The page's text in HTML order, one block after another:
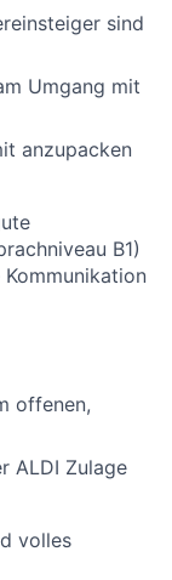
sind
Umgang mit
anzupacken
B1)
offenen,
ALDI Zulage
volles